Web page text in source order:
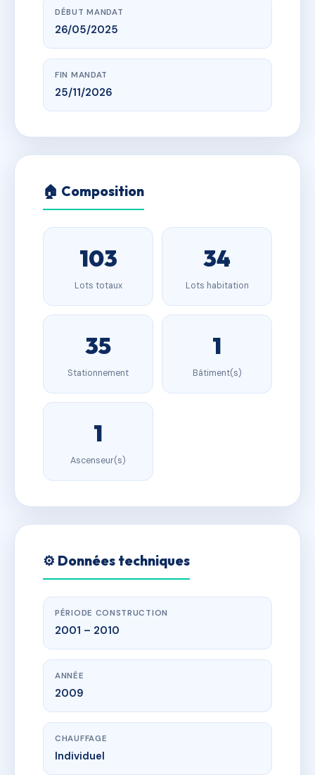
DÉBUT MANDAT
26/05/2025
FIN MANDAT
25/11/2026
🏠 Composition
103
Lots totaux
34
Lots habitation
35
Stationnement
1
Bâtiment(s)
1
Ascenseur(s)
⚙️ Données techniques
PÉRIODE CONSTRUCTION
2001 – 2010
ANNÉE
2009
CHAUFFAGE
Individuel